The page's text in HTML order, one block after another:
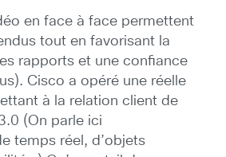
en face à face permettent
tout en favorisant la
rapports et une confiance
Cisco a opéré une réelle
à la relation client de
(On parle ici
temps réel, d’objets